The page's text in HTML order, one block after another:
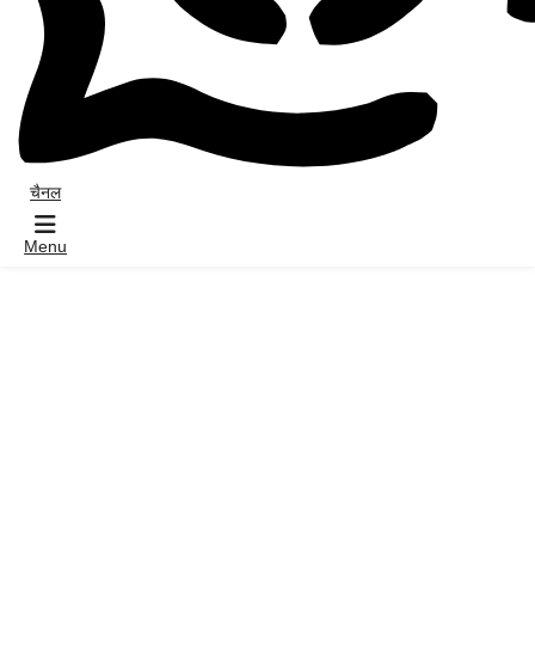
चैनल
Menu